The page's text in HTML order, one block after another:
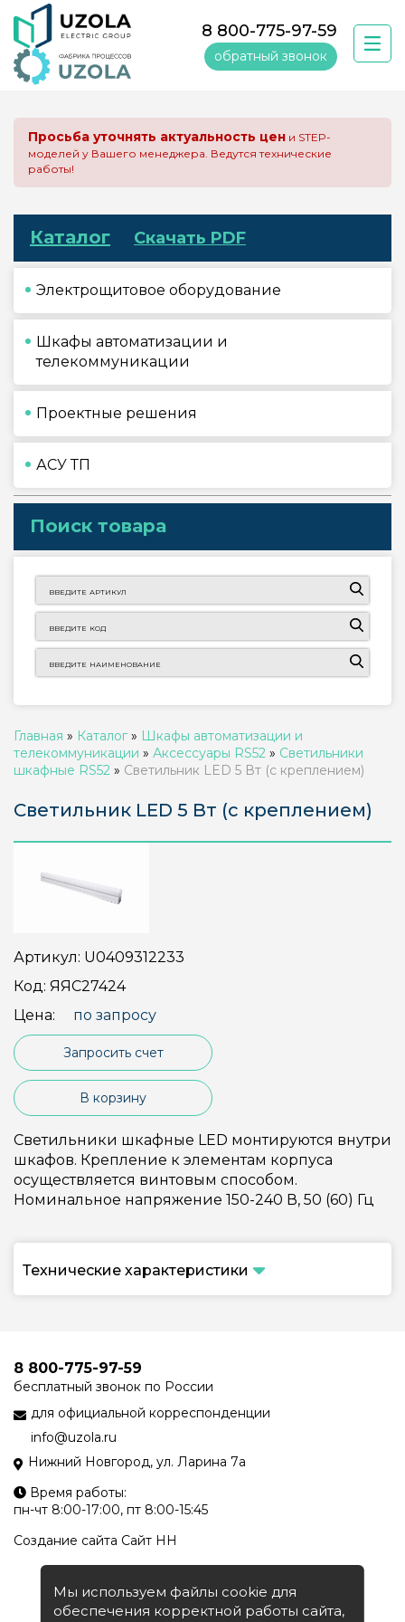
8 800-775-97-59
обратный звонок
Просьба уточнять актуальность цен и STEP-
моделей у Вашего менеджера. Ведутся технические
работы!
Каталог Скачать PDF
Электрощитовое оборудование
Шкафы автоматизации и
телекоммуникации
Проектные решения
АСУ ТП
Поиск товара
Главная » Каталог » Шкафы автоматизации и
телекоммуникации » Аксессуары RS52 » Светильники
шкафные RS52 » Светильник LED 5 Вт (с креплением)
Светильник LED 5 Вт (с креплением)
Артикул: U0409312233
Код: ЯЯС27424
Цена:
по запросу
Запросить счет
В корзину
Светильники шкафные LED монтируются внутри
шкафов. Крепление к элементам корпуса
осуществляется винтовым способом.
Номинальное напряжение 150-240 В, 50 (60) Гц
Технические характеристики
8 800-775-97-59
бесплатный звонок по России
для официальной корреспонденции
info@uzola.ru
Нижний Новгород, ул. Ларина 7а
Время работы:
пн-чт 8:00-17:00, пт 8:00-15:45
Создание сайта Сайт НН
Мы используем файлы cookie для
обеспечения корректной работы сайта,